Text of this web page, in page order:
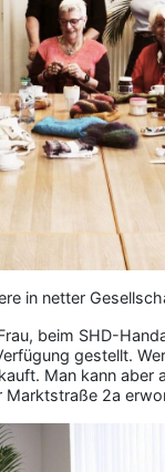
in netter
beim SHD-
gestellt.
Man kann
Marktstraße 2a